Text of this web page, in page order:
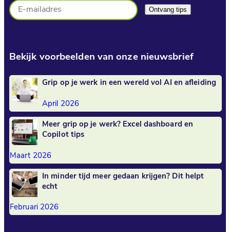
Bekijk voorbeelden van onze nieuwsbrief
Grip op je werk in een wereld vol AI en afleiding
April 2026
Meer grip op je werk? Excel dashboard en
Copilot tips
Maart 2026
In minder tijd meer gedaan krijgen? Dit helpt
echt
Februari 2026